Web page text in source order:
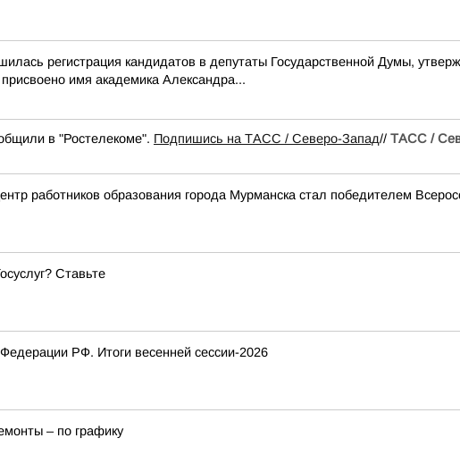
регистрация кандидатов в депутаты Государственной Думы,
имя академика Александра...
в "Ростелекоме". Подпишись на ТАСС / Северо-Запад// ТАСС /
работников образования города Мурманска стал победителем
Ставьте
РФ. Итоги весенней сессии-2026
– по графику